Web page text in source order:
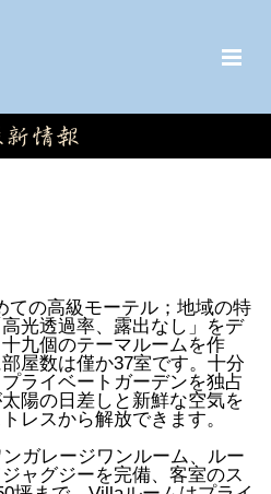
ての高級モーテル；地域の特
光透過率、露出なし」をデ
九個のテーマルームを作
屋数は僅か37室です。十分
ライベートガーデンを独占
陽の日差しと新鮮な空気を
レスから解放できます。
ガレージワンルーム、ルー
ャグジーを完備、客室のス